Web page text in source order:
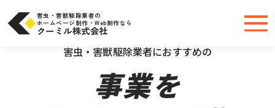
害虫・害獣駆除業者の
ホームページ制作・Web制作なら
クーミル株式会社
＼大手・中小問わず実績豊富だから安心／
害虫・害獣駆除業者におすすめの
事業を